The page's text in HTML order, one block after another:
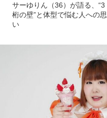
サーゆりん（36）が語る、“3
桁の壁”と体型で悩む人への思
い